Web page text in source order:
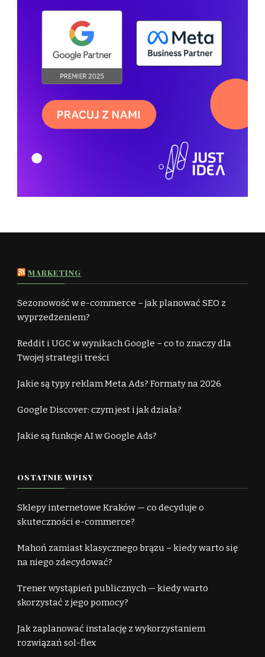
MARKETING
Sezonowość w e-commerce – jak planować SEO z
wyprzedzeniem?
Reddit i UGC w wynikach Google – co to znaczy dla
Twojej strategii treści
Jakie są typy reklam Meta Ads? Formaty na 2026
Google Discover: czym jest i jak działa?
Jakie są funkcje AI w Google Ads?
OSTATNIE WPISY
Sklepy internetowe Kraków — co decyduje o
skuteczności e-commerce?
Mahoń zamiast klasycznego brązu – kiedy warto się
na niego zdecydować?
Trener wystąpień publicznych — kiedy warto
skorzystać z jego pomocy?
Jak zaplanować instalację z wykorzystaniem
rozwiązań sol-flex